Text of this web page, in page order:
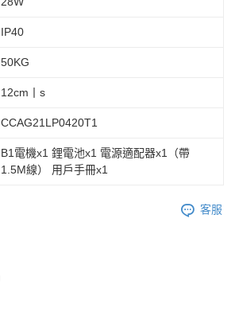
IP40
50KG
12cm丨s
CCAG21LP0420T1
B1電機x1 鋰電池x1 電源適配器x1（帶
1.5M線） 用戶手冊x1
客服